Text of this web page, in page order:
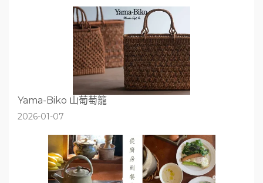
Yama-Biko 山葡萄籠
2026-01-07